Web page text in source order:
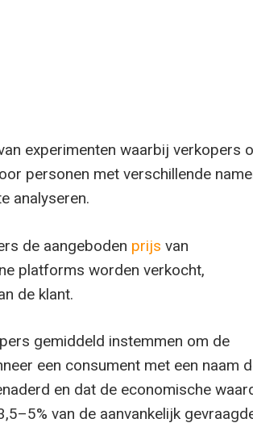
experimenten waarbij verkopers
personen met verschillende
analyseren.
de aangeboden prijs van
platforms worden verkocht,
de klant.
gemiddeld instemmen om de
een consument met een naam
en dat de economische
van de aanvankelijk